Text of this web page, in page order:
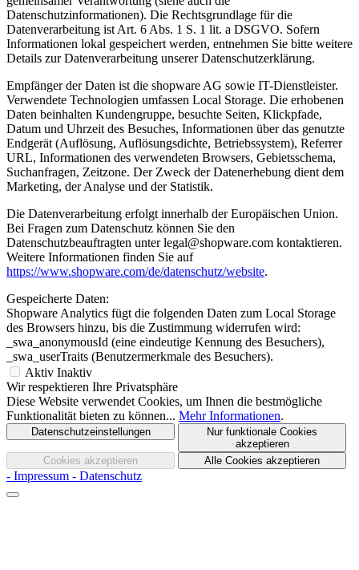
Datenschutzinformationen). Die Rechtsgrundlage für die
Datenverarbeitung ist Art. 6 Abs. 1 S. 1 lit. a DSGVO. Sofern
Informationen lokal gespeichert werden, entnehmen Sie bitte weitere
Details zur Datenverarbeitung unserer Datenschutzerklärung.
Empfänger der Daten ist die shopware AG sowie IT-Dienstleister.
Verwendete Technologien umfassen Local Storage. Die erhobenen
Daten beinhalten Kundengruppe, besuchte Seiten, Klickpfade,
Datum und Uhrzeit des Besuches, Informationen über das genutzte
Endgerät (Auflösung, Auflösungsdichte, Betriebssystem), Referrer
URL, Informationen des verwendeten Browsers, Gebietsschema,
Suchanfragen, Zeitzone. Der Zweck der Datenerhebung dient dem
Marketing, der Analyse und der Statistik.
Die Datenverarbeitung erfolgt innerhalb der Europäischen Union.
Bei Fragen zum Datenschutz können Sie den
Datenschutzbeauftragten unter legal@shopware.com kontaktieren.
Weitere Informationen finden Sie auf
https://www.shopware.com/de/datenschutz/website.
Gespeicherte Daten:
Shopware Analytics fügt die folgenden Daten zum Local Storage
des Browsers hinzu, bis die Zustimmung widerrufen wird:
_swa_anonymousId (eine eindeutige Kennung des Besuchers),
_swa_userTraits (Benutzermerkmale des Besuchers).
Aktiv Inaktiv
Wir respektieren Ihre Privatsphäre
Diese Website verwendet Cookies, um Ihnen die bestmögliche
Funktionalität bieten zu können... Mehr Informationen.
Datenschutzeinstellungen
Nur funktionale Cookies
akzeptieren
Cookies akzeptieren
Alle Cookies akzeptieren
- Impressum - Datenschutz